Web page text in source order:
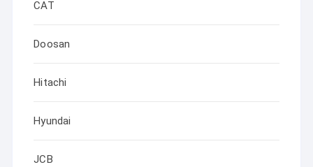
CAT
Doosan
Hitachi
Hyundai
JCB